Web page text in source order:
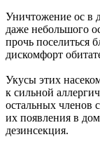
Уничтожение ос в
даже небольшого
прочь поселиться
дискомфорт
Укусы этих
к сильной
остальных членов
их появления в
дезинсекция.